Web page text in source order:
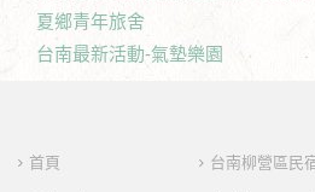
夏鄉青年旅舍
台南最新活動-氣墊樂園
首頁 台南柳營區民